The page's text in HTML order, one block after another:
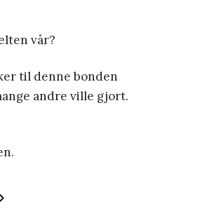
vår?
til denne bonden
andre ville gjort.